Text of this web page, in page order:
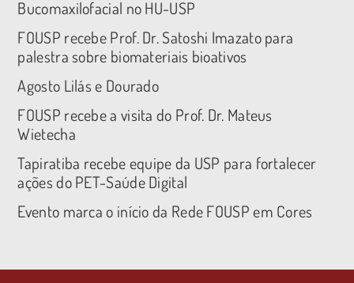
Bucomaxilofacial no HU-USP
FOUSP recebe Prof. Dr. Satoshi Imazato para
palestra sobre biomateriais bioativos
Agosto Lilás e Dourado
FOUSP recebe a visita do Prof. Dr. Mateus
Wietecha
Tapiratiba recebe equipe da USP para fortalecer
ações do PET-Saúde Digital
Evento marca o início da Rede FOUSP em Cores